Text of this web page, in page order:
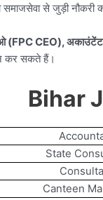
समाजसेवा से जुड़ी
(FPC CEO),
कर सकते हैं।
Bihar
State
Canteen